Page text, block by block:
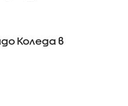
Коледа в